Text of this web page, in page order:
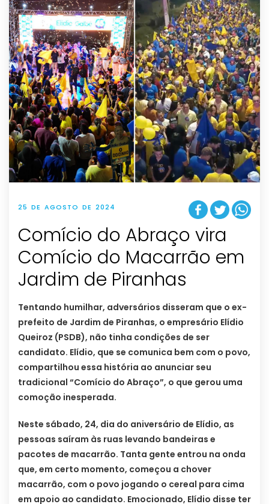
25 DE AGOSTO DE 2024
Comício do Abraço vira
Comício do Macarrão em
Jardim de Piranhas
Tentando humilhar, adversários disseram que o ex-
prefeito de Jardim de Piranhas, o empresário Elídio
Queiroz (PSDB), não tinha condições de ser
candidato. Elídio, que se comunica bem com o povo,
compartilhou essa história ao anunciar seu
tradicional “Comício do Abraço”, o que gerou uma
comoção inesperada.
Neste sábado, 24, dia do aniversário de Elídio, as
pessoas saíram às ruas levando bandeiras e
pacotes de macarrão. Tanta gente entrou na onda
que, em certo momento, começou a chover
macarrão, com o povo jogando o cereal para cima
em apoio ao candidato. Emocionado, Elídio disse ter